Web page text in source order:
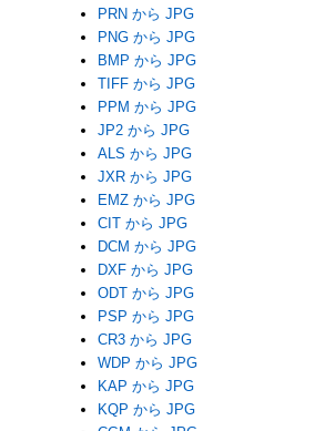
PRN から JPG
PNG から JPG
BMP から JPG
TIFF から JPG
PPM から JPG
JP2 から JPG
ALS から JPG
JXR から JPG
EMZ から JPG
CIT から JPG
DCM から JPG
DXF から JPG
ODT から JPG
PSP から JPG
CR3 から JPG
WDP から JPG
KAP から JPG
KQP から JPG